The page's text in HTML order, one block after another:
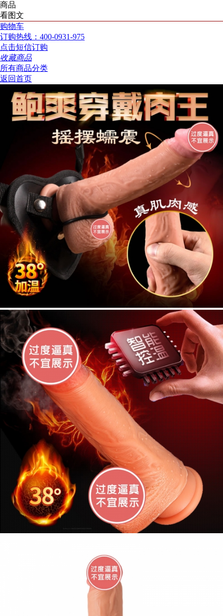
商品
看图文
购物车
订购热线：400-0931-975
点击短信订购
收藏商品
所有商品分类
返回首页